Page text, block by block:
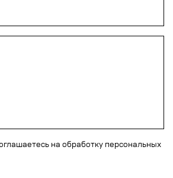
на обработку персональных